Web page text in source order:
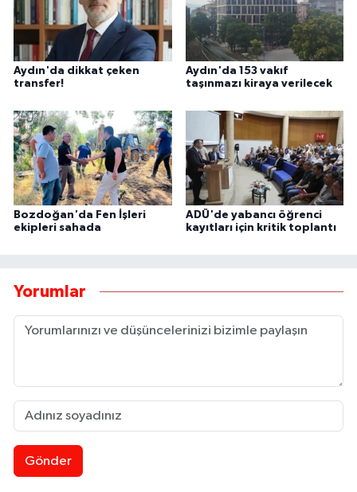
Aydın'da dikkat çeken
transfer!
Aydın'da 153 vakıf
taşınmazı kiraya verilecek
Bozdoğan'da Fen İşleri
ekipleri sahada
ADÜ'de yabancı öğrenci
kayıtları için kritik toplantı
Yorumlar
Gönder